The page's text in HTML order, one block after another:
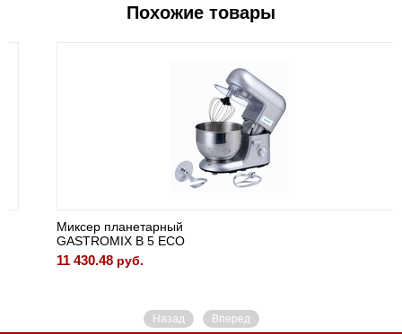
Похожие товары
Миксер планетарный
GASTROMIX B 5 ECO
11 430.48 руб.
Назад Вперед